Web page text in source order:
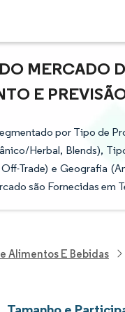
MERCADO
E
por Tipo de
Herbal, Blends),
Trade) e Geografia
são Fornecidas em
Alimentos E Bebidas